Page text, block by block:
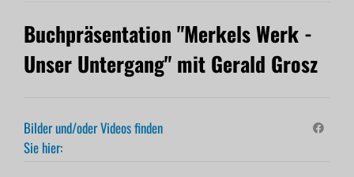
Buchpräsentation "Merkels Werk -
Unser Untergang" mit Gerald Grosz
Bilder und/oder Videos finden
Sie hier: